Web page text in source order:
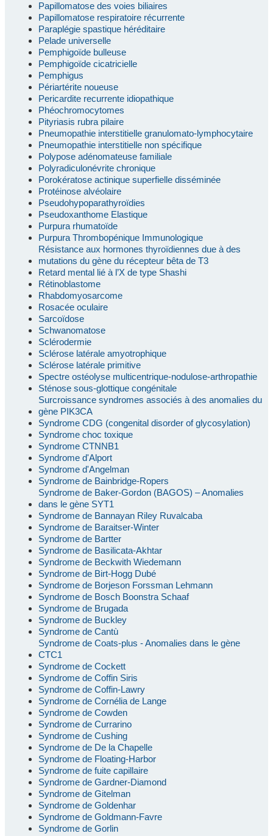
Papillomatose des voies biliaires
Papillomatose respiratoire récurrente
Paraplégie spastique héréditaire
Pelade universelle
Pemphigoïde bulleuse
Pemphigoïde cicatricielle
Pemphigus
Périartérite noueuse
Pericardite recurrente idiopathique
Phéochromocytomes
Pityriasis rubra pilaire
Pneumopathie interstitielle granulomato-lymphocytaire
Pneumopathie interstitielle non spécifique
Polypose adénomateuse familiale
Polyradiculonévrite chronique
Porokératose actinique superfielle disséminée
Protéinose alvéolaire
Pseudohypoparathyroïdies
Pseudoxanthome Elastique
Purpura rhumatoïde
Purpura Thrombopénique Immunologique
Résistance aux hormones thyroïdiennes due à des
mutations du gène du récepteur bêta de T3
Retard mental lié à l’X de type Shashi
Rétinoblastome
Rhabdomyosarcome
Rosacée oculaire
Sarcoïdose
Schwanomatose
Sclérodermie
Sclérose latérale amyotrophique
Sclérose latérale primitive
Spectre ostéolyse multicentrique-nodulose-arthropathie
Sténose sous-glottique congénitale
Surcroissance syndromes associés à des anomalies du
gène PIK3CA
Syndrome CDG (congenital disorder of glycosylation)
Syndrome choc toxique
Syndrome CTNNB1
Syndrome d'Alport
Syndrome d'Angelman
Syndrome de Bainbridge-Ropers
Syndrome de Baker-Gordon (BAGOS) – Anomalies
dans le gène SYT1
Syndrome de Bannayan Riley Ruvalcaba
Syndrome de Baraitser-Winter
Syndrome de Bartter
Syndrome de Basilicata-Akhtar
Syndrome de Beckwith Wiedemann
Syndrome de Birt-Hogg Dubé
Syndrome de Borjeson Forssman Lehmann
Syndrome de Bosch Boonstra Schaaf
Syndrome de Brugada
Syndrome de Buckley
Syndrome de Cantù
Syndrome de Coats-plus - Anomalies dans le gène
CTC1
Syndrome de Cockett
Syndrome de Coffin Siris
Syndrome de Coffin-Lawry
Syndrome de Cornélia de Lange
Syndrome de Cowden
Syndrome de Currarino
Syndrome de Cushing
Syndrome de De la Chapelle
Syndrome de Floating-Harbor
Syndrome de fuite capillaire
Syndrome de Gardner-Diamond
Syndrome de Gitelman
Syndrome de Goldenhar
Syndrome de Goldmann-Favre
Syndrome de Gorlin